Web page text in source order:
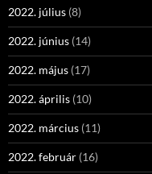
2022. július (8)
2022. június (14)
2022. május (17)
2022. április (10)
2022. március (11)
2022. február (16)